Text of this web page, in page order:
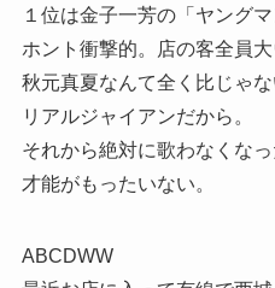
１位は金子一芳の「ヤングマ
ホント衝撃的。店の客全員大
秋元真夏なんて全く比じゃな
リアルジャイアンだから。
それから絶対に歌わなくなっ
才能がもったいない。
ABCDWW